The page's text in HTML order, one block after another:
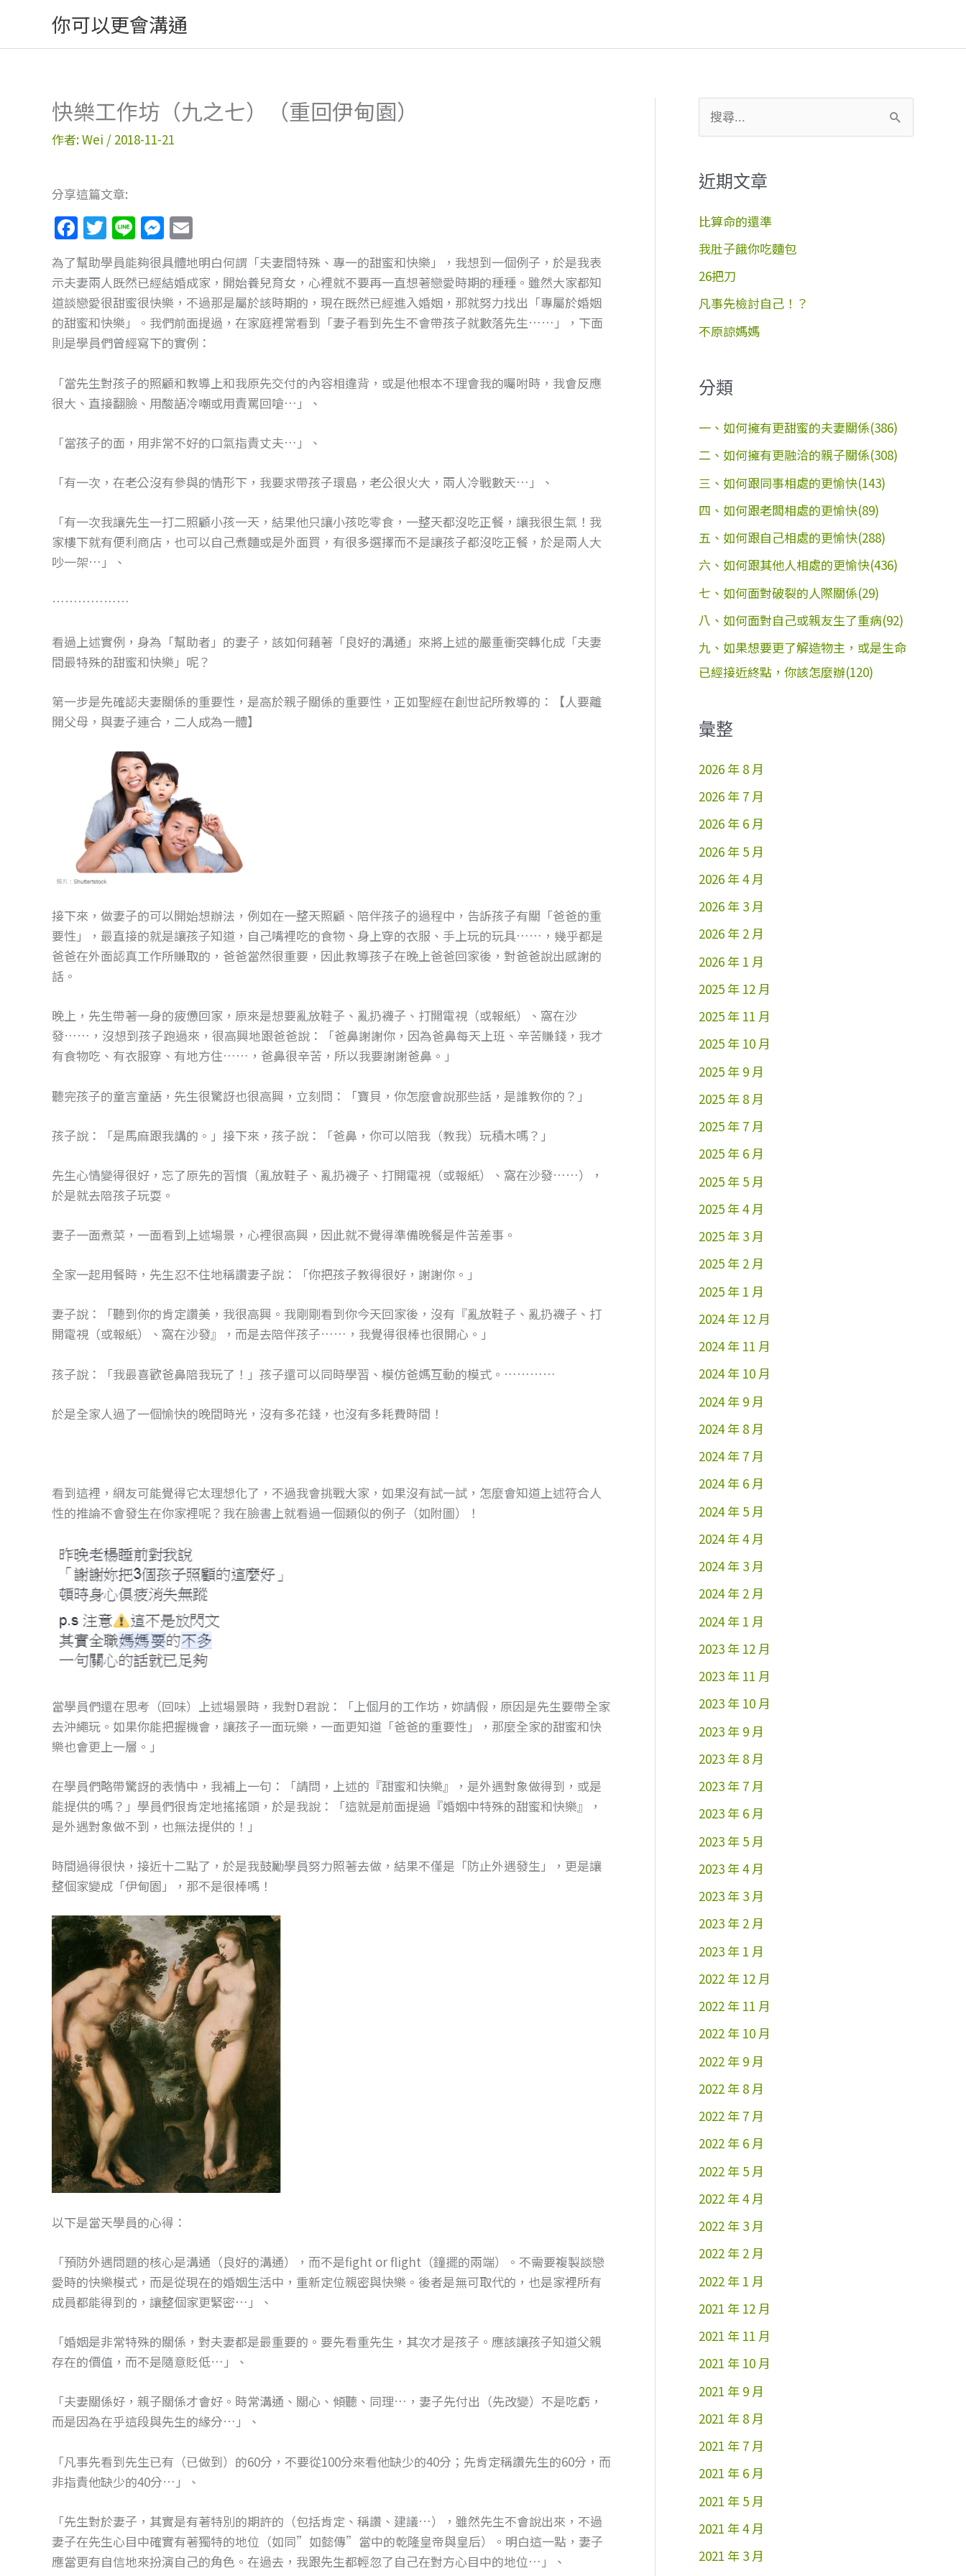
主
你可以更會溝通
快樂工作坊（九之七）（重回伊甸園）
作者:Wei / 2018-11-21
分享這篇文章:
F
a
c
e
b
o
k
T
w
itt
er
Li
n
e
M
e
ss
e
n
g
m
ai
l
為了幫助學員能夠很具體地明白何謂「夫妻間特殊、專一的甜蜜和快樂」，我想到一個例子，於是我表
示夫妻兩人既然已經結婚成家，開始養兒育女，心裡就不要再一直想著戀愛時期的種種。雖然大家都知
道談戀愛很甜蜜很快樂，不過那是屬於該時期的，現在既然已經進入婚姻，那就努力找出「專屬於婚姻
的甜蜜和快樂」。我們前面提過，在家庭裡常看到「妻子看到先生不會帶孩子就數落先生……」，下面
則是學員們曾經寫下的實例：
「當先生對孩子的照顧和教導上和我原先交付的內容相違背，或是他根本不理會我的囑咐時，我會反應
很大、直接翻臉、用酸語冷嘲或用責罵回嗆…」、
「當孩子的面，用非常不好的口氣指責丈夫…」、
「有一次，在老公沒有參與的情形下，我要求帶孩子環島，老公很火大，兩人冷戰數天…」、
「有一次我讓先生一打二照顧小孩一天，結果他只讓小孩吃零食，一整天都沒吃正餐，讓我很生氣！我
家樓下就有便利商店，也可以自己煮麵或是外面買，有很多選擇而不是讓孩子都沒吃正餐，於是兩人大
吵一架…」、
………………
看過上述實例，身為「幫助者」的妻子，該如何藉著「良好的溝通」來將上述的嚴重衝突轉化成「夫妻
間最特殊的甜蜜和快樂」呢？
第一步是先確認夫妻關係的重要性，是高於親子關係的重要性，正如聖經在創世記所教導的：【人要離
開父母，與妻子連合，二人成為一體】
接下來，做妻子的可以開始想辦法，例如在一整天照顧、陪伴孩子的過程中，告訴孩子有關「爸爸的重
要性」，最直接的就是讓孩子知道，自己嘴裡吃的食物、身上穿的衣服、手上玩的玩具……，幾乎都是
爸爸在外面認真工作所賺取的，爸爸當然很重要，因此教導孩子在晚上爸爸回家後，對爸爸說出感謝的
話。
晚上，先生帶著一身的疲憊回家，原來是想要亂放鞋子、亂扔襪子、打開電視（或報紙）、窩在沙
發……，沒想到孩子跑過來，很高興地跟爸爸說：「爸鼻謝謝你，因為爸鼻每天上班、辛苦賺錢，我才
有食物吃、有衣服穿、有地方住……，爸鼻很辛苦，所以我要謝謝爸鼻。」
聽完孩子的童言童語，先生很驚訝也很高興，立刻問：「寶貝，你怎麼會說那些話，是誰教你的？」
孩子說：「是馬麻跟我講的。」接下來，孩子說：「爸鼻，你可以陪我（教我）玩積木嗎？」
先生心情變得很好，忘了原先的習慣（亂放鞋子、亂扔襪子、打開電視（或報紙）、窩在沙發……），
於是就去陪孩子玩耍。
妻子一面煮菜，一面看到上述場景，心裡很高興，因此就不覺得準備晚餐是件苦差事。
全家一起用餐時，先生忍不住地稱讚妻子說：「你把孩子教得很好，謝謝你。」
妻子說：「聽到你的肯定讚美，我很高興。我剛剛看到你今天回家後，沒有『亂放鞋子、亂扔襪子、打
開電視（或報紙）、窩在沙發』，而是去陪伴孩子……，我覺得很棒也很開心。」
孩子說：「我最喜歡爸鼻陪我玩了！」孩子還可以同時學習、模仿爸媽互動的模式。…………
於是全家人過了一個愉快的晚間時光，沒有多花錢，也沒有多耗費時間！
看到這裡，網友可能覺得它太理想化了，不過我會挑戰大家，如果沒有試一試，怎麼會知道上述符合人
性的推論不會發生在你家裡呢？我在臉書上就看過一個類似的例子（如附圖）！
當學員們還在思考（回味）上述場景時，我對D君說：「上個月的工作坊，妳請假，原因是先生要帶全家
去沖繩玩。如果你能把握機會，讓孩子一面玩樂，一面更知道「爸爸的重要性」，那麼全家的甜蜜和快
樂也會更上一層。」
在學員們略帶驚訝的表情中，我補上一句：「請問，上述的『甜蜜和快樂』，是外遇對象做得到，或是
能提供的嗎？」學員們很肯定地搖搖頭，於是我說：「這就是前面提過『婚姻中特殊的甜蜜和快樂』，
是外遇對象做不到，也無法提供的！」
時間過得很快，接近十二點了，於是我鼓勵學員努力照著去做，結果不僅是「防止外遇發生」，更是讓
整個家變成「伊甸園」，那不是很棒嗎！
以下是當天學員的心得：
「預防外遇問題的核心是溝通（良好的溝通），而不是fight or flight（鐘擺的兩端）。不需要複製談戀
愛時的快樂模式，而是從現在的婚姻生活中，重新定位親密與快樂。後者是無可取代的，也是家裡所有
成員都能得到的，讓整個家更緊密…」、
「婚姻是非常特殊的關係，對夫妻都是最重要的。要先看重先生，其次才是孩子。應該讓孩子知道父親
存在的價值，而不是隨意貶低…」、
「夫妻關係好，親子關係才會好。時常溝通、關心、傾聽、同理…，妻子先付出（先改變）不是吃虧，
而是因為在乎這段與先生的緣分…」、
「凡事先看到先生已有（已做到）的60分，不要從100分來看他缺少的40分；先肯定稱讚先生的60分，而
非指責他缺少的40分…」、
「先生對於妻子，其實是有著特別的期許的（包括肯定、稱讚、建議…），雖然先生不會說出來，不過
妻子在先生心目中確實有著獨特的地位（如同”如懿傳”當中的乾隆皇帝與皇后）。明白這一點，妻子
應當更有自信地來扮演自己的角色。在過去，我跟先生都輕忽了自己在對方心目中的地位…」、
尋
鍵
字
:
近期文章
比算命的還準
我肚子餓你吃麵包
26把刀
凡事先檢討自己！？
不原諒媽媽
分類
一、如何擁有更甜蜜的夫妻關係(386)
二、如何擁有更融洽的親子關係(308)
三、如何跟同事相處的更愉快(143)
四、如何跟老闆相處的更愉快(89)
五、如何跟自己相處的更愉快(288)
六、如何跟其他人相處的更愉快(436)
七、如何面對破裂的人際關係(29)
八、如何面對自己或親友生了重病(92)
九、如果想要更了解造物主，或是生命
已經接近終點，你該怎麼辦(120)
彙整
2026 年 8 月
2026 年 7 月
2026 年 6 月
2026 年 5 月
2026 年 4 月
2026 年 3 月
2026 年 2 月
2026 年 1 月
2025 年 12 月
2025 年 11 月
2025 年 10 月
2025 年 9 月
2025 年 8 月
2025 年 7 月
2025 年 6 月
2025 年 5 月
2025 年 4 月
2025 年 3 月
2025 年 2 月
2025 年 1 月
2024 年 12 月
2024 年 11 月
2024 年 10 月
2024 年 9 月
2024 年 8 月
2024 年 7 月
2024 年 6 月
2024 年 5 月
2024 年 4 月
2024 年 3 月
2024 年 2 月
2024 年 1 月
2023 年 12 月
2023 年 11 月
2023 年 10 月
2023 年 9 月
2023 年 8 月
2023 年 7 月
2023 年 6 月
2023 年 5 月
2023 年 4 月
2023 年 3 月
2023 年 2 月
2023 年 1 月
2022 年 12 月
2022 年 11 月
2022 年 10 月
2022 年 9 月
2022 年 8 月
2022 年 7 月
2022 年 6 月
2022 年 5 月
2022 年 4 月
2022 年 3 月
2022 年 2 月
2022 年 1 月
2021 年 12 月
2021 年 11 月
2021 年 10 月
2021 年 9 月
2021 年 8 月
2021 年 7 月
2021 年 6 月
2021 年 5 月
2021 年 4 月
2021 年 3 月